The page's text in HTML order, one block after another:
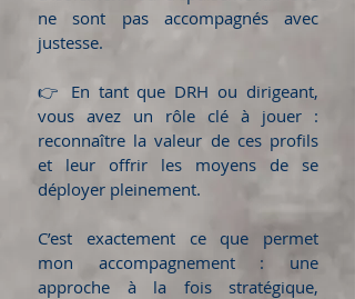
ne sont pas accompagnés avec
justesse.
👉 En tant que DRH ou dirigeant,
vous avez un rôle clé à jouer :
reconnaître la valeur de ces profils
et leur offrir les moyens de se
déployer pleinement.
C’est exactement ce que permet
mon accompagnement : une
approche à la fois stratégique,